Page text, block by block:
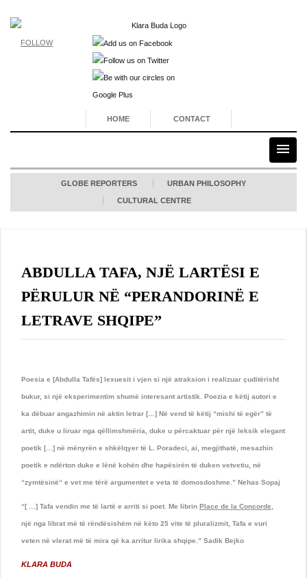
FOLLOW
HOME CONTACT
GLOBE REPORTERS URBAN PHILOSOPHY
CULTURAL CENTRE
ABDULLA TAFA, NJË LARTËSI E
PËRULUR NË “PERANDORINË E
LETRAVE SHQIPE”
Poesia e [Abdulla Tafës] lexuesit i vjen si një atraksion i realizuar çuditërisht
bukur, si një eksperimentim shumë interesant artistik. Poezia e këtij autori e
ka dëbuar angazhimin në aktin letrar […] Në vend të këtij “mishi të egër” të
artit, duke u liruar nga qëllimshmëria, duke u përcaktuar për një leksik elegant
poetik […] në mënyrën e shkëlqyer të L. Poradeci, ai, megjithatë, mesazhin
poetik e ndërton duke e lënë kohën dhe hapësirën të duken vetvetiu, në
“zymtësinë“ e vet me tërë argumentet e veta të domosdoshme.” Nehas Sopaj
“[ …] Tafa vendin me të lartë e arriti si poet. Me librin Place de la Concorde
një nga librat më të rëndësishëm në këto 25 vite të pluralizmit, Tafa e vuri
veten në vlerat më të mira që ka arritur lirika shqipe.” Sadik Bejko
KLARA BUDA